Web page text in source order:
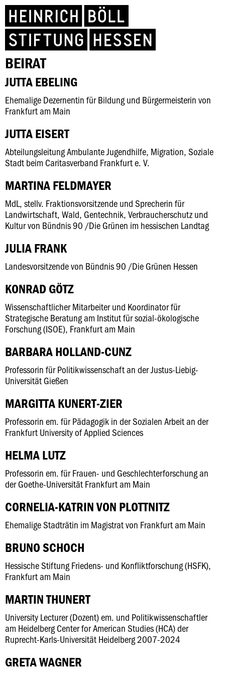
BEIRAT
JUTTA EBELING
Ehemalige Dezernentin für Bildung und Bürgermeisterin von
Frankfurt am Main
JUTTA EISERT
Abteilungsleitung Ambulante Jugendhilfe, Migration, Soziale
Stadt beim Caritasverband Frankfurt e. V.
MARTINA FELDMAYER
MdL, stellv. Fraktionsvorsitzende und Sprecherin für
Landwirtschaft, Wald, Gentechnik, Verbraucherschutz und
Kultur von Bündnis 90 /Die Grünen im hessischen Landtag
JULIA FRANK
Landesvorsitzende von Bündnis 90 /Die Grünen Hessen
KONRAD GÖTZ
Wissenschaftlicher Mitarbeiter und Koordinator für
Strategische Beratung am Institut für sozial-ökologische
Forschung (ISOE), Frankfurt am Main
BARBARA HOLLAND-CUNZ
Professorin für Politikwissenschaft an der Justus-Liebig-
Universität Gießen
MARGITTA KUNERT-ZIER
Professorin em. für Pädagogik in der Sozialen Arbeit an der
Frankfurt University of Applied Sciences
HELMA LUTZ
Professorin em. für Frauen- und Geschlechterforschung an
der Goethe-Universität Frankfurt am Main
CORNELIA-KATRIN VON PLOTTNITZ
Ehemalige Stadträtin im Magistrat von Frankfurt am Main
BRUNO SCHOCH
Hessische Stiftung Friedens- und Konfliktforschung (HSFK),
Frankfurt am Main
MARTIN THUNERT
University Lecturer (Dozent) em. und Politikwissenschaftler
am Heidelberg Center for American Studies (HCA) der
Ruprecht-Karls-Universität Heidelberg 2007-2024
GRETA WAGNER